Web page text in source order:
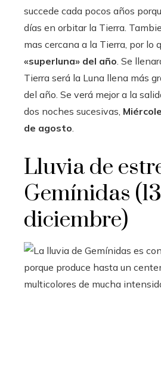
succede cada pocos años
días en orbitar la Tierra.
mas cercana a la Tierra, por lo
«superluna» del año. Se
Tierra será la Luna llena más
del año. Se verá mejor a la
dos noches sucesivas,
de agosto.
Lluvia de
Gemínidas
diciembre)